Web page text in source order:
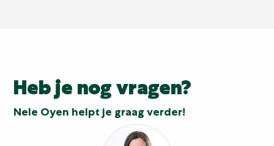
Heb je nog vragen?
Nele Oyen helpt je graag verder!